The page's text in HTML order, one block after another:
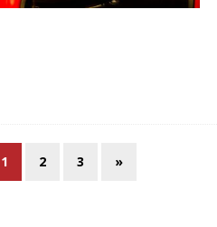
1 2 3 »